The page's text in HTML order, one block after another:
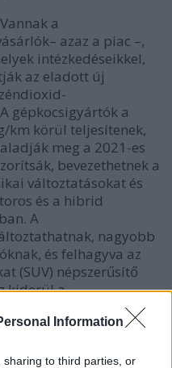
Information
to third parties, or
a
azaz a piac –,
intézkedéseikkel,
az eladott új
gépkocsigyártók a
km körül teljesítenek,
meg a 2021-es
bevezethetnek a
változtatásokat és
és a hibrid
A
nagyobb
és felhagyva az
(SUV) népszerűsítő
kiderül a
hogy több gyárnak is